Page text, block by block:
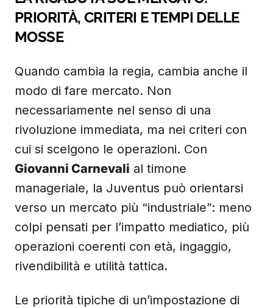
PRIORITÀ, CRITERI E TEMPI DELLE
MOSSE
Quando cambia la regia, cambia anche il
modo di fare mercato. Non
necessariamente nel senso di una
rivoluzione immediata, ma nei criteri con
cui si scelgono le operazioni. Con
Giovanni Carnevali al timone
manageriale, la Juventus può orientarsi
verso un mercato più “industriale”: meno
colpi pensati per l’impatto mediatico, più
operazioni coerenti con età, ingaggio,
rivendibilità e utilità tattica.
Le priorità tipiche di un’impostazione di